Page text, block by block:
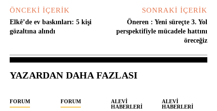
ÖNCEKI İÇERIK
Elkê’de ev baskınları: 5 kişi
gözaltına alındı
SONRAKI İÇERIK
Öneren : Yeni süreçte 3. Yol
perspektifiyle mücadele hattını
öreceğiz
YAZARDAN DAHA FAZLASI
FORUM FORUM
ALEVI
HABERLERI
ALEVI
HABERLERI